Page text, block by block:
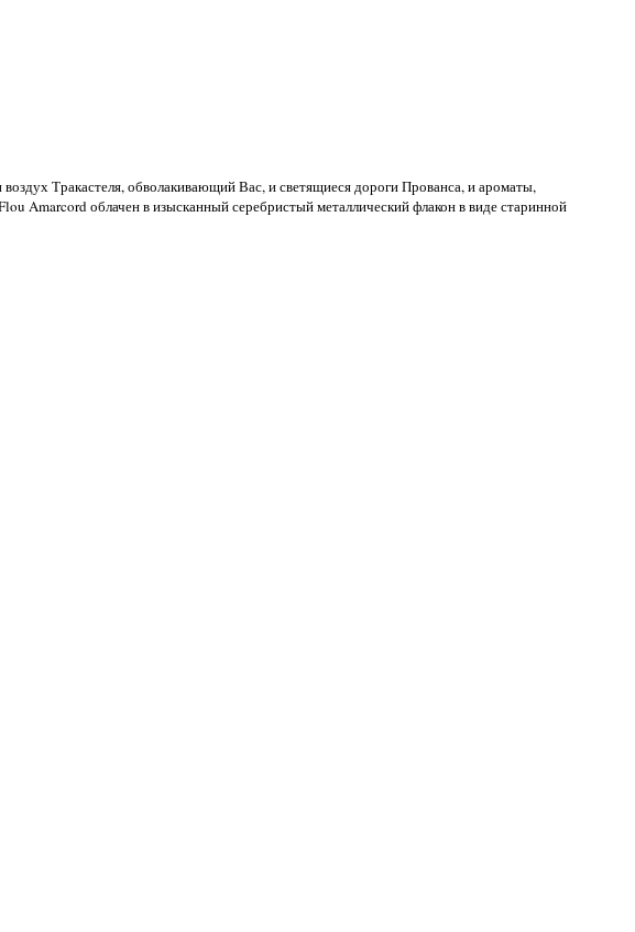
Тракастеля, обволакивающий Вас, и светящиеся дороги Прованса, и ароматы,
облачен в изысканный серебристый металлический флакон в виде старинной